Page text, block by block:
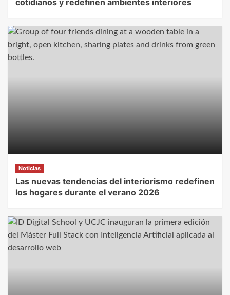
cotidianos y redefinen ambientes interiores
Noticias
Las nuevas tendencias del interiorismo redefinen
los hogares durante el verano 2026